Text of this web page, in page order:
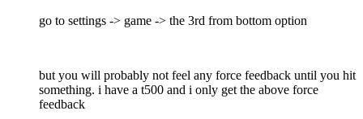
go to settings -> game -> the 3rd from bottom option
but you will probably not feel any force feedback until you hit
something. i have a t500 and i only get the above force
feedback